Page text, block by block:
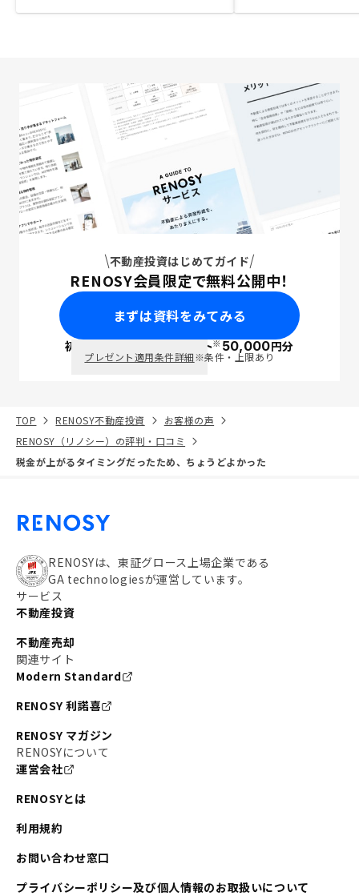
不動産投資はじめてガイド
RENOSY会員限定で無料公開中！
まずは資料をみてみる
初回面談で ポイント※50,000円分
プレゼント適用条件詳細※条件・上限あり
TOP RENOSY不動産投資
お客様の声
RENOSY（リノシー）の評判・口コミ
税金が上がるタイミングだったため、ちょうどよかった
RENOSYは、東証グロース上場企業である
GA technologiesが運営しています。
サービス
不動産投資
不動産売却
関連サイト
Modern Standard
RENOSY 利諾喜
RENOSY マガジン
RENOSYについて
運営会社
RENOSYとは
利用規約
お問い合わせ窓口
プライバシーポリシー及び個人情報のお取扱いについて